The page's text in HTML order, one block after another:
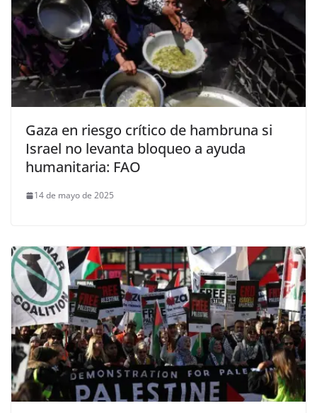
Gaza en riesgo crítico de hambruna si
Israel no levanta bloqueo a ayuda
humanitaria: FAO
14 de mayo de 2025